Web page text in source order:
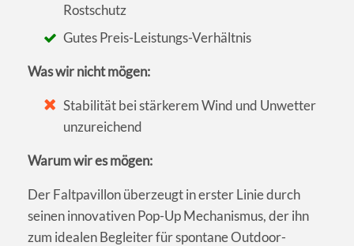
Rostschutz
Gutes Preis-Leistungs-Verhältnis
Was wir nicht mögen:
Stabilität bei stärkerem Wind und Unwetter
unzureichend
Warum wir es mögen:
Der Faltpavillon überzeugt in erster Linie durch
seinen innovativen Pop-Up Mechanismus, der ihn
zum idealen Begleiter für spontane Outdoor-